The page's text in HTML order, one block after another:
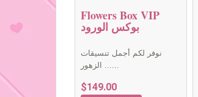
Flowers Box VIP
بوكس الورود
نوفر لكم أجمل تنسيقات
الزهور ......
$149.00